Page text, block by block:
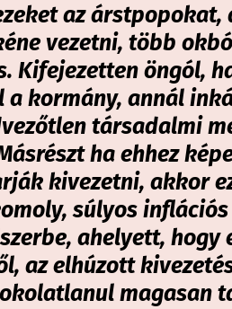
az árstpopokat,
vezetni, több
Kifejezetten öngól,
a kormány, annál
társadalmi
ha ehhez
kivezetni, akkor
súlyos
ahelyett, hogy
az elhúzott
magasan